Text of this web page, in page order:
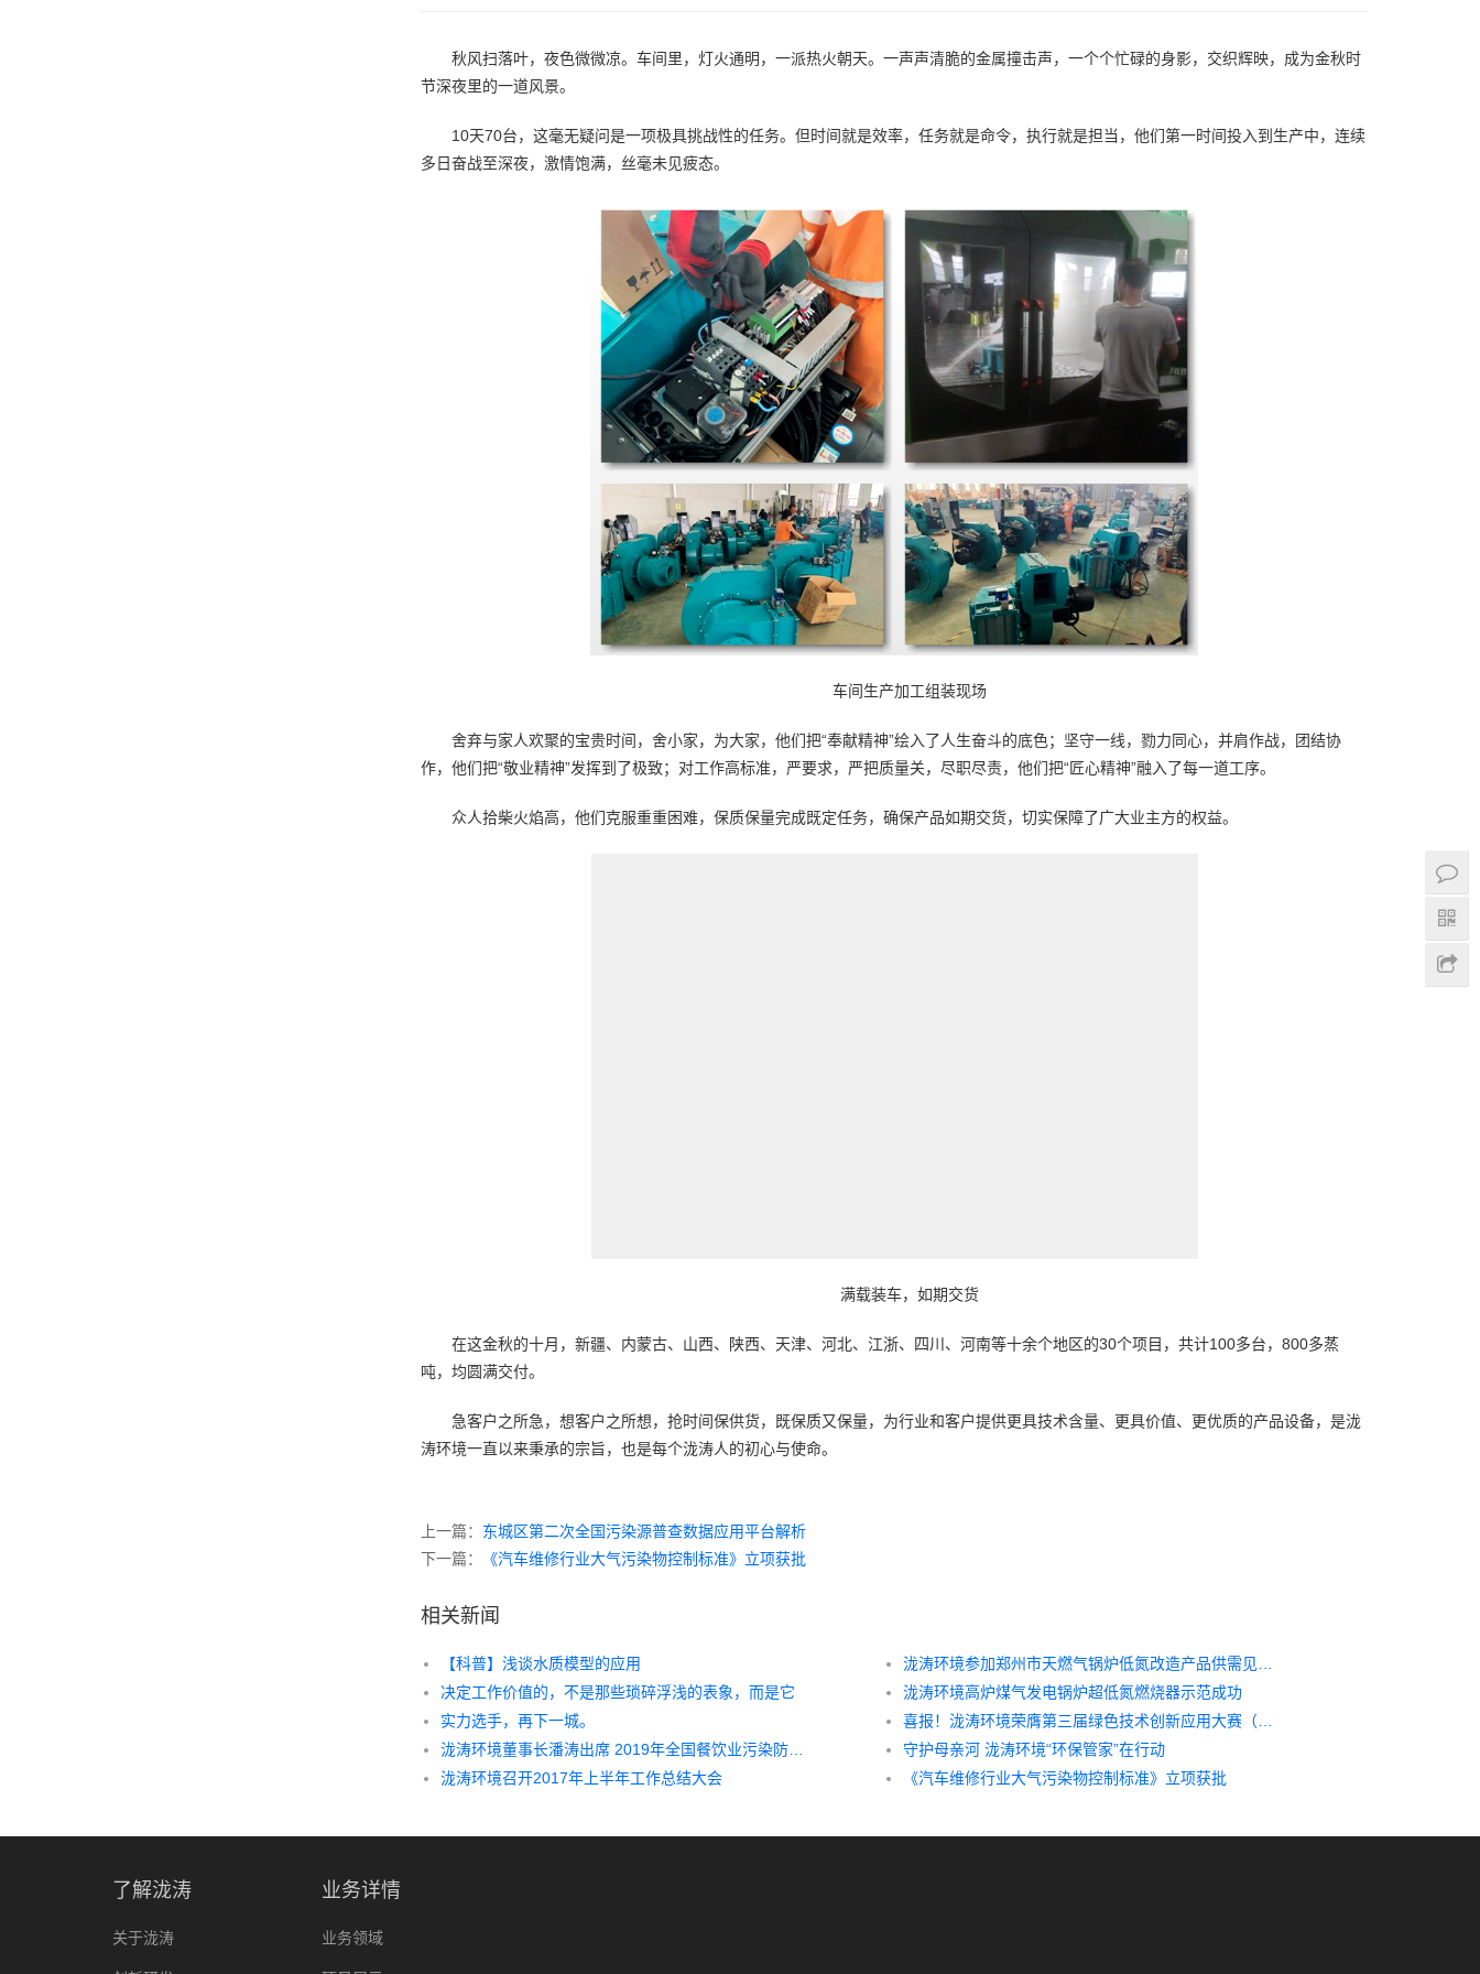
秋风扫落叶，夜色微微凉。车间里，灯火通明，一派热火朝天。一声声清脆的金属撞击声，一个个忙碌的身影，交织辉映，成为金秋时
节深夜里的一道风景。
10天70台，这毫无疑问是一项极具挑战性的任务。但时间就是效率，任务就是命令，执行就是担当，他们第一时间投入到生产中，连续
多日奋战至深夜，激情饱满，丝毫未见疲态。
车间生产加工组装现场
舍弃与家人欢聚的宝贵时间，舍小家，为大家，他们把“奉献精神”绘入了人生奋斗的底色；坚守一线，勠力同心，并肩作战，团结协
作，他们把“敬业精神”发挥到了极致；对工作高标准，严要求，严把质量关，尽职尽责，他们把“匠心精神”融入了每一道工序。
众人拾柴火焰高，他们克服重重困难，保质保量完成既定任务，确保产品如期交货，切实保障了广大业主方的权益。
满载装车，如期交货
在这金秋的十月，新疆、内蒙古、山西、陕西、天津、河北、江浙、四川、河南等十余个地区的30个项目，共计100多台，800多蒸
吨，均圆满交付。
急客户之所急，想客户之所想，抢时间保供货，既保质又保量，为行业和客户提供更具技术含量、更具价值、更优质的产品设备，是泷
涛环境一直以来秉承的宗旨，也是每个泷涛人的初心与使命。
上一篇： 东城区第二次全国污染源普查数据应用平台解析
下一篇：
《汽车维修行业大气污染物控制标准》立项获批
相关新闻
【科普】浅谈水质模型的应用
决定工作价值的，不是那些琐碎浮浅的表象，而是它
泷涛环境高炉煤气发电锅炉超低氮燃烧器示范成功
实力选手，再下一城。
守护母亲河 泷涛环境“环保管家”在行动
泷涛环境召开2017年上半年工作总结大会
《汽车维修行业大气污染物控制标准》立项获批
了解泷涛
关于泷涛
业务详情
业务领域